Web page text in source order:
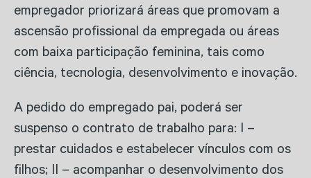
empregador priorizará áreas que promovam a
ascensão profissional da empregada ou áreas
com baixa participação feminina, tais como
ciência, tecnologia, desenvolvimento e inovação.
A pedido do empregado pai, poderá ser
suspenso o contrato de trabalho para: I –
prestar cuidados e estabelecer vínculos com os
filhos; II – acompanhar o desenvolvimento dos